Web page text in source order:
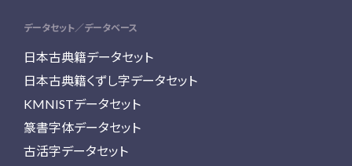
データセット／データベース
日本古典籍データセット
日本古典籍くずし字データセット
KMNISTデータセット
篆書字体データセット
古活字データセット